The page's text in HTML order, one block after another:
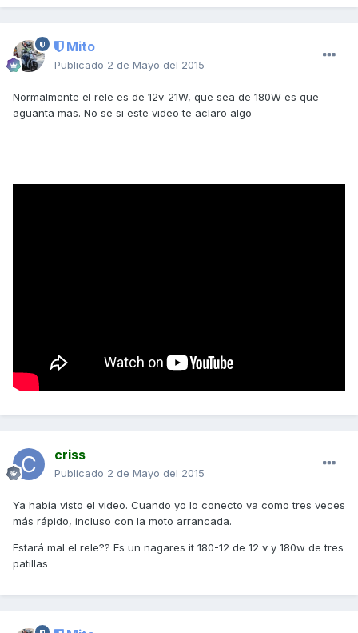
Mito
Publicado 2 de Mayo del 2015
Normalmente el rele es de 12v-21W, que sea de 180W es que
aguanta mas. No se si este video te aclaro algo
criss
Publicado 2 de Mayo del 2015
Ya había visto el video. Cuando yo lo conecto va como tres veces
más rápido, incluso con la moto arrancada.
Estará mal el rele?? Es un nagares it 180-12 de 12 v y 180w de tres
patillas